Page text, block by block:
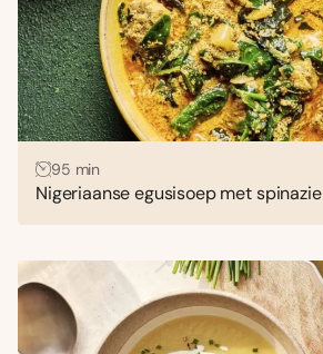
95 min
Nigeriaanse egusisoep met spinazie